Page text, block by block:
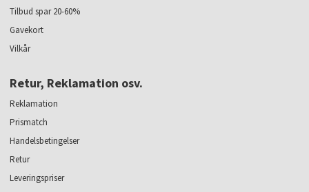
Tilbud spar 20-60%
Gavekort
Vilkår
Retur, Reklamation osv.
Reklamation
Prismatch
Handelsbetingelser
Retur
Leveringspriser